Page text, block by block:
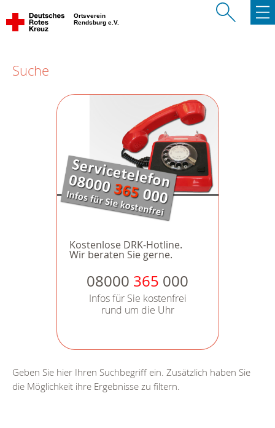
Ortsverein
Rendsburg e.V.
Suche
Kostenlose DRK-Hotline.
Wir beraten Sie gerne.
08000 365 000
Infos für Sie kostenfrei
rund um die Uhr
Geben Sie hier Ihren Suchbegriff ein. Zusätzlich haben Sie
die Möglichkeit ihre Ergebnisse zu filtern.